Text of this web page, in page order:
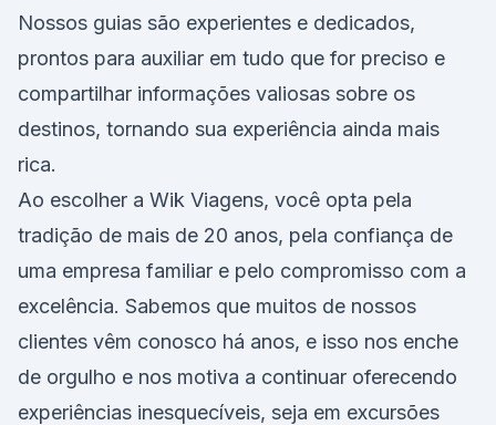
Nossos guias são experientes e dedicados,
prontos para auxiliar em tudo que for preciso e
compartilhar informações valiosas sobre os
destinos, tornando sua experiência ainda mais
rica.
Ao escolher a Wik Viagens, você opta pela
tradição de mais de 20 anos, pela confiança de
uma empresa familiar e pelo compromisso com a
excelência. Sabemos que muitos de nossos
clientes vêm conosco há anos, e isso nos enche
de orgulho e nos motiva a continuar oferecendo
experiências inesquecíveis, seja em excursões